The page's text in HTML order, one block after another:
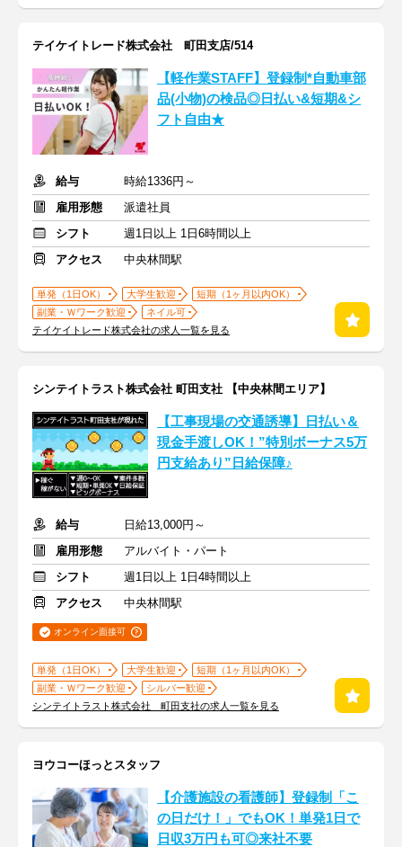
テイケイトレード株式会社 町田支店/514
【軽作業STAFF】登録制*自動車部
品(小物)の検品◎日払い&短期&シ
フト自由★
給与
時給1336円～
雇用形態
派遣社員
シフト
週1日以上 1日6時間以上
アクセス
中央林間駅
単発（1日OK） 大学生歓迎
短期（1ヶ月以内OK）
副業・Ｗワーク歓迎
ネイル可
テイケイトレード株式会社の求人一覧を見る
シンテイトラスト株式会社 町田支社 【中央林間エリア】
【工事現場の交通誘導】日払い＆
現金手渡しOK！”特別ボーナス5万
円支給あり”日給保障♪
給与
日給13,000円～
雇用形態
アルバイト・パート
シフト
週1日以上 1日4時間以上
アクセス
中央林間駅
オンライン面接可
単発（1日OK） 大学生歓迎
短期（1ヶ月以内OK）
副業・Ｗワーク歓迎
シルバー歓迎
シンテイトラスト株式会社 町田支社の求人一覧を見る
ヨウコーほっとスタッフ
【介護施設の看護師】登録制「こ
の日だけ！」でもOK！単発1日で
日収3万円も可◎来社不要